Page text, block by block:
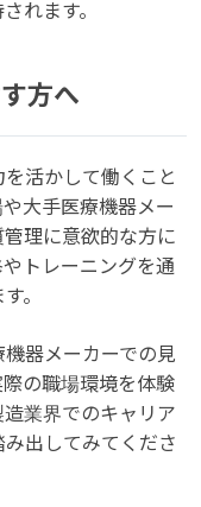
れます。
方へ
活かして働くこと
大手医療機器メー
理に意欲的な方に
トレーニングを通
。
器メーカーでの見
の職場環境を体験
業界でのキャリア
出してみてくださ